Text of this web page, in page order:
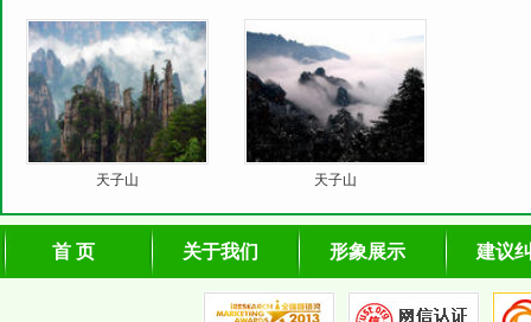
天子山 天子山
首 页 关于我们 形象展示 建议